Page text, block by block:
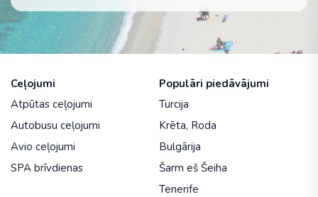
Ceļojumi
Atpūtas ceļojumi
Autobusu ceļojumi
Avio ceļojumi
SPA brīvdienas
Populāri piedāvājumi
Turcija
Krēta, Roda
Bulgārija
Šarm eš Šeiha
Tenerife